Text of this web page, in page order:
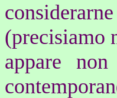
(precisiamo
appare